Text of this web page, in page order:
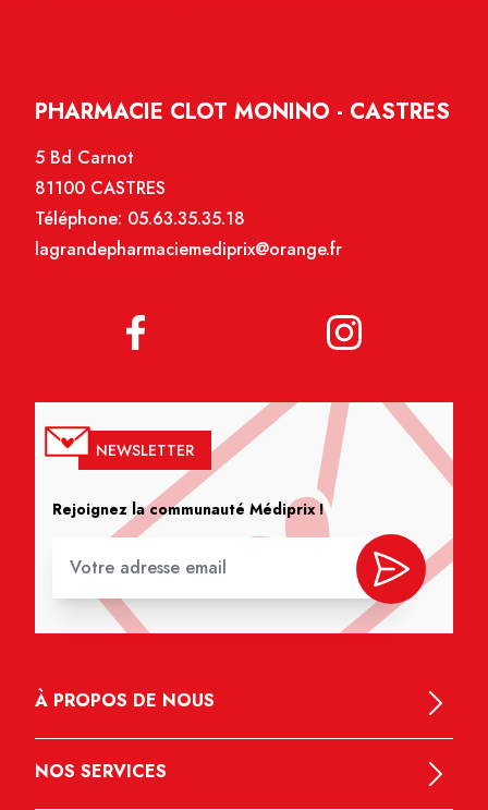
PHARMACIE CLOT MONINO - CASTRES
5 Bd Carnot
81100 CASTRES
Téléphone: 05.63.35.35.18
lagrandepharmaciemediprix@orange.fr
NEWSLETTER
Rejoignez la communauté Médiprix !
À PROPOS DE NOUS
NOS SERVICES